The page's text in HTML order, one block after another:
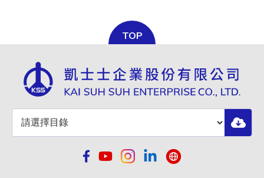
TG-21
TOP